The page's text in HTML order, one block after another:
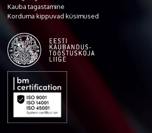
Kauba tagastamine
Korduma kippuvad küsimused